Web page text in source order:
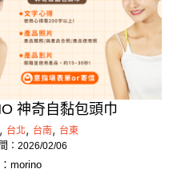
神奇自黏包頭巾
, 台北, 台南, 台東
：2026/02/06
morino